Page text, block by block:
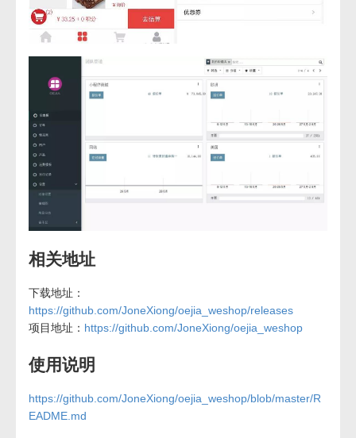
相关地址
下载地址：
https://github.com/JoneXiong/oejia_weshop/releases
项目地址： https://github.com/JoneXiong/oejia_weshop
使用说明
https://github.com/JoneXiong/oejia_weshop/blob/master/R
EADME.md